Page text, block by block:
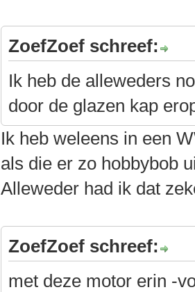
ZoefZoef schreef:
Ik heb de alleweders
door de glazen kap
Ik heb weleens in een
als die er zo hobbybob
Alleweder had ik dat
ZoefZoef schreef:
met deze motor erin -